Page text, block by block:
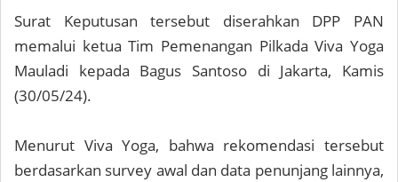
Surat Keputusan tersebut diserahkan DPP PAN
memalui ketua Tim Pemenangan Pilkada Viva Yoga
Mauladi kepada Bagus Santoso di Jakarta, Kamis
(30/05/24).
Menurut Viva Yoga, bahwa rekomendasi tersebut
berdasarkan survey awal dan data penunjang lainnya,